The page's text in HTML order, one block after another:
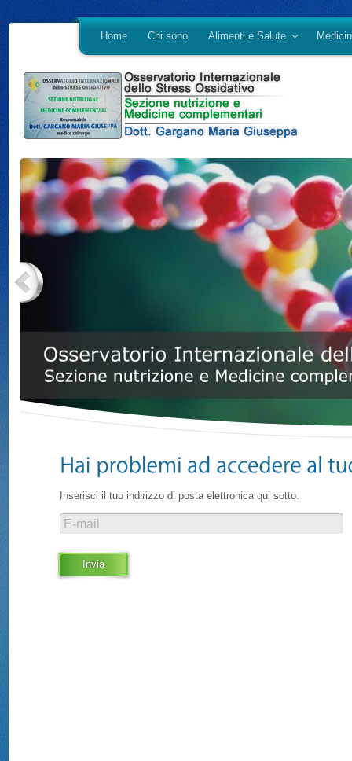
Home Chi sono Alimenti e Salute
Inserisci il tuo indirizzo di posta elettronica qui sotto.
E-mail
Invia